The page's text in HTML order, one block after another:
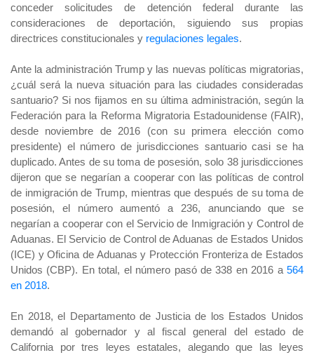
conceder solicitudes de detención federal durante las
consideraciones de deportación, siguiendo sus propias
directrices constitucionales y regulaciones legales.
Ante la administración Trump y las nuevas políticas migratorias,
¿cuál será la nueva situación para las ciudades consideradas
santuario? Si nos fijamos en su última administración, según la
Federación para la Reforma Migratoria Estadounidense (FAIR),
desde noviembre de 2016 (con su primera elección como
presidente) el número de jurisdicciones santuario casi se ha
duplicado. Antes de su toma de posesión, solo 38 jurisdicciones
dijeron que se negarían a cooperar con las políticas de control
de inmigración de Trump, mientras que después de su toma de
posesión, el número aumentó a 236, anunciando que se
negarían a cooperar con el Servicio de Inmigración y Control de
Aduanas. El Servicio de Control de Aduanas de Estados Unidos
(ICE) y Oficina de Aduanas y Protección Fronteriza de Estados
Unidos (CBP). En total, el número pasó de 338 en 2016 a 564
en 2018.
En 2018, el Departamento de Justicia de los Estados Unidos
demandó al gobernador y al fiscal general del estado de
California por tres leyes estatales, alegando que las leyes